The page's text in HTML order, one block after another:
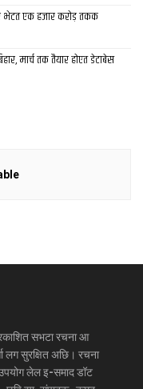
भेटत एक हजार करोड़ तकक
मार्च तक तैयार होएत डेटाबेस
सभटा रचना आ
लग सुरक्षित अछि। रचना
लेल इ-समाद डॉट